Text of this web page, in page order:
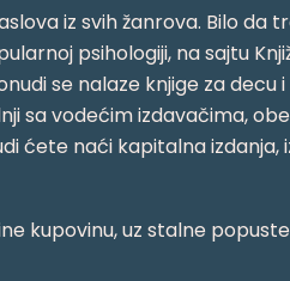
iz svih žanrova. Bilo da
psihologiji, na sajtu
se nalaze knjige za decu
sa vodećim izdavačima,
ćete naći kapitalna izdanja,
kupovinu, uz stalne popuste